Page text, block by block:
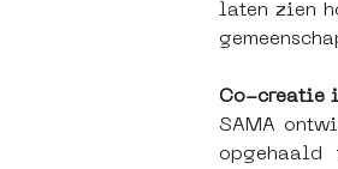
laten zien
Co-creatie
SAMA
opgehaald